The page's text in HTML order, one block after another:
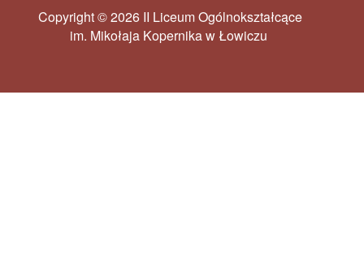
Copyright © 2026 II Liceum Ogólnokształcące
im. Mikołaja Kopernika w Łowiczu